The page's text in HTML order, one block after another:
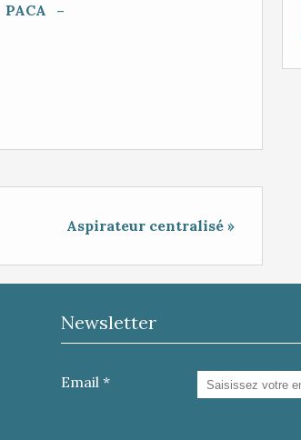
–
Aspirateur centralisé »
Newsletter
Email